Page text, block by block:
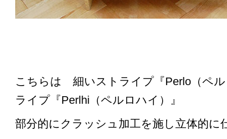
こちらは 細いストライプ『Perlo（ペ
ライプ『Perlhi（ペルロハイ）』
部分的にクラッシュ加工を施し立体的に